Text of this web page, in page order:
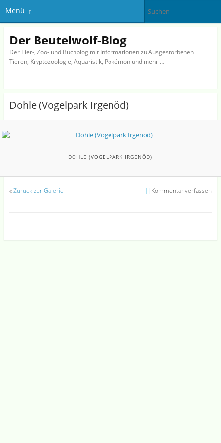
Menü
Der Beutelwolf-Blog
Der Tier-, Zoo- und Buchblog mit Informationen zu Ausgestorbenen
Tieren, Kryptozoologie, Aquaristik, Pokémon und mehr …
Dohle (Vogelpark Irgenöd)
DOHLE (VOGELPARK IRGENÖD)
«Zurück zur Galerie Kommentar verfassen